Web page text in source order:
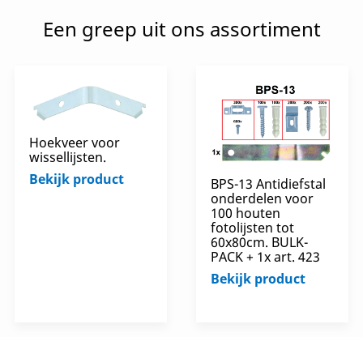
Een greep uit ons assortiment
Hoekveer voor
wissellijsten.
Bekijk product
BPS-13 Antidiefstal
onderdelen voor
100 houten
fotolijsten tot
60x80cm. BULK-
PACK + 1x art. 423
Bekijk product